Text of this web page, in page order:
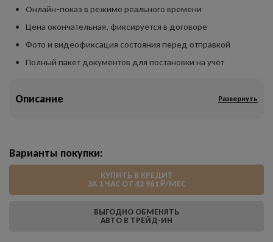
Онлайн-показ в режиме реального времени
Цена окончательная, фиксируется в договоре
Фото и видеофиксация состояния перед отправкой
Полный пакет документов для постановки на учёт
Описание Развернуть
Варианты покупки:
КУПИТЬ В КРЕДИТ
ЗА 1 ЧАС ОТ 42 961 ₽/МЕС
ВЫГОДНО ОБМЕНЯТЬ
АВТО В ТРЕЙД-ИН